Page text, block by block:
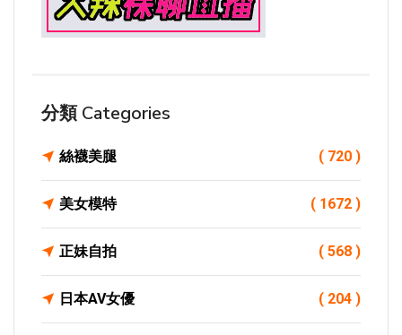
分類 Categories
絲襪美腿 ( 720 )
美女模特 ( 1672 )
正妹自拍 ( 568 )
日本AV女優 ( 204 )